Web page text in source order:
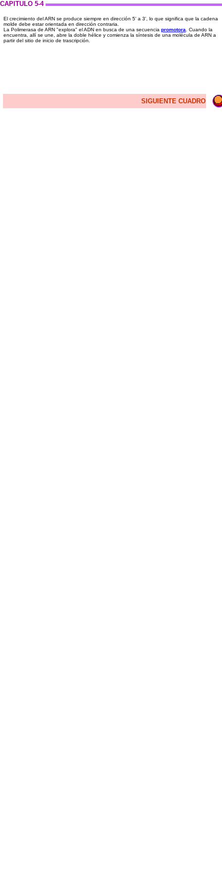
CAPITULO 5-4
El crecimiento del ARN se produce siempre en dirección 5' a 3', lo que significa que la cadena
molde debe estar orientada en dirección contraria.
La Polimerasa de ARN "explora" el ADN en busca de una secuencia promotora . Cuando la
encuentra, allí se une, abre la doble hélice y comienza la síntesis de una molécula de ARN a
partir del sitio de inicio de trascripción.
SIGUIENTE CUADRO